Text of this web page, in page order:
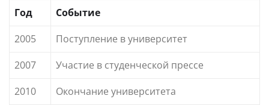
Год
Событие
2005
Поступление в университет
2007
Участие в студенческой прессе
2010
Окончание университета